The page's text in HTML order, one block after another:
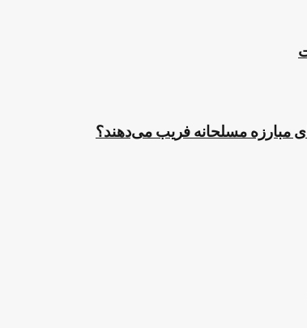
مبارزه مسلحانه فریب می‌دهند؟